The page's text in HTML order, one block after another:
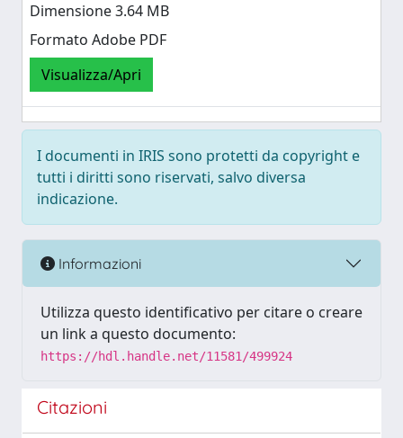
Dimensione 3.64 MB
Formato Adobe PDF
Visualizza/Apri
I documenti in IRIS sono protetti da copyright e
tutti i diritti sono riservati, salvo diversa
indicazione.
Informazioni
Utilizza questo identificativo per citare o creare
un link a questo documento:
https://hdl.handle.net/11581/499924
Citazioni